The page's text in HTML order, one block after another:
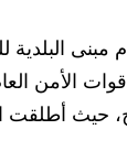
مبنى
الأمن
حيث أطلقت